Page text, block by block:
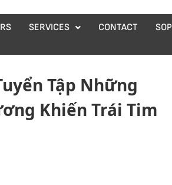
SERVICES CONTACT SOP
Tập Những
Khiến Trái Tim